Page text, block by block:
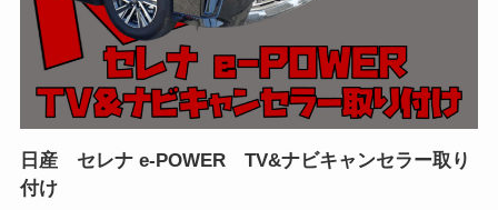
日産 セレナ e-POWER TV&ナビキャンセラー取り
付け